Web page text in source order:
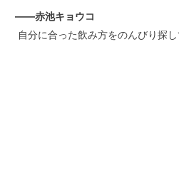
——赤池キョウコ
自分に合った飲み方をのんびり探し